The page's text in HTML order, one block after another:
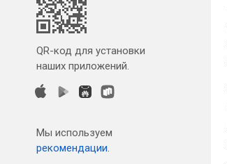
QR-код для установки
наших приложений.
Мы используем
рекомендации.